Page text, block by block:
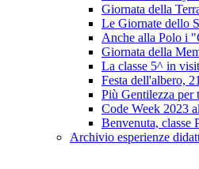
Giornata della
Le Giornate dello
Anche alla Polo i
Giornata della
La classe 5^ in
Festa dell'albero,
Più Gentilezza per
Code Week 2023
Benvenuta, classe
Archivio esperienze